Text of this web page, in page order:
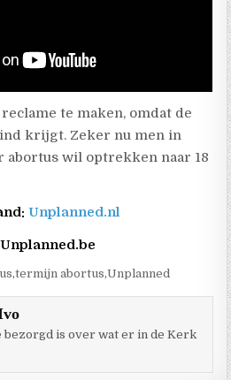
te maken, omdat de
krijgt. Zeker nu men in
wil optrekken naar 18
Unplanned.nl
Unplanned.be
,termijn abortus,Unplanned
bezorgd is over wat er in de Kerk